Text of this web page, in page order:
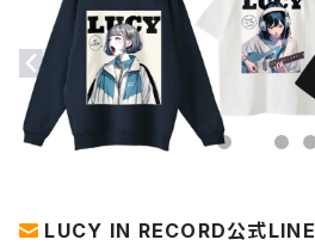
LUCY IN RECORD公式LINE